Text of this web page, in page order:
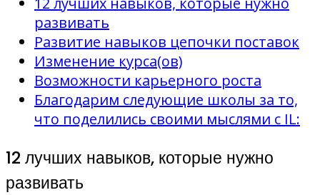
развивать
Развитие навыков цепочки поставок
Изменение курса(ов)
Возможности карьерного роста
Благодарим следующие школы за то,
что поделились своими мыслями с IL:
12 лучших навыков, которые нужно
развивать